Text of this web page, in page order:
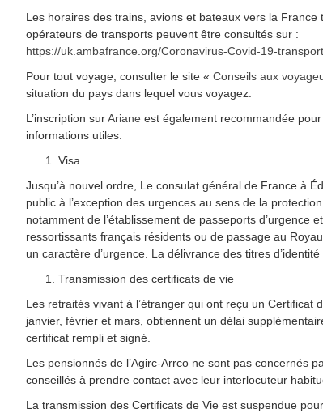
Les horaires des trains, avions et bateaux vers la France
opérateurs de transports peuvent être consultés sur :
https://uk.ambafrance.org/Coronavirus-Covid-19-
Pour tout voyage, consulter le site « Conseils aux
situation du pays dans lequel vous voyagez.
L’inscription surAriane est également recommandée
informations utiles.
Visa
Jusqu’à nouvel ordre, Le consulat général de France à
public à l’exception des urgences au sens de la
notamment de l’établissement de passeports d’urgence
ressortissants français résidents ou de passage au
un caractère d’urgence. La délivrance des titres
Transmission des certificats de vie
Les retraités vivant à l’étranger qui ont reçu un Certificat
janvier, février et mars, obtiennent un délai
certificat rempli et signé.
Les pensionnés de l’Agirc-Arrco ne sont pas concernés
conseillés à prendre contact avec leur interlocuteur
La transmission des Certificats de Vie est suspendue